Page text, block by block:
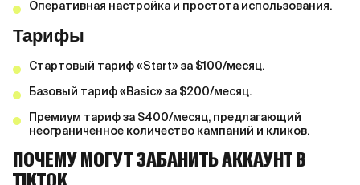
Оперативная настройка и простота использования.
Тарифы
Стартовый тариф «Start» за $100/месяц.
Базовый тариф «Basic» за $200/месяц.
Премиум тариф за $400/месяц, предлагающий
неограниченное количество кампаний и кликов.
ПОЧЕМУ МОГУТ ЗАБАНИТЬ АККАУНТ В